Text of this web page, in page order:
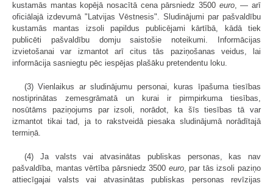
kustamās mantas kopējā nosacītā cena pārsniedz 3500 euro, — arī
oficiālajā izdevumā "Latvijas Vēstnesis". Sludinājumi par pašvaldību
kustamās mantas izsoli papildus publicējami kārtībā, kādā tiek
publicēti pašvaldību domju saistošie noteikumi. Informācijas
izvietošanai var izmantot arī citus tās paziņošanas veidus, lai
informācija sasniegtu pēc iespējas plašāku pretendentu loku.
(3) Vienlaikus ar sludinājumu personai, kuras īpašuma tiesības
nostiprinātas zemesgrāmatā un kurai ir pirmpirkuma tiesības,
nosūtāms paziņojums par izsoli, norādot, ka šīs tiesības tā var
izmantot tikai tad, ja to rakstveidā piesaka sludinājumā norādītajā
termiņā.
(4) Ja valsts vai atvasinātas publiskas personas, kas nav
pašvaldība, mantas vērtība pārsniedz 3500 euro, par tās izsoli paziņo
attiecīgajai valsts vai atvasinātas publiskas personas revīzijas